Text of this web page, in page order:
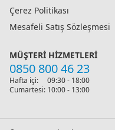
Çerez Politikası
Mesafeli Satış Sözleşmesi
MÜŞTERI HIZMETLERI
0850 800 46 23
Hafta içi:
09:30 - 18:00
Cumartesi: 10:00 - 13:00